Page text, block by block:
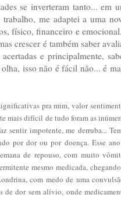
se inverteram tanto... em
trabalho, me adaptei a uma
físico, financeiro e
crescer é também saber
e principalmente,
isso não é fácil não... é
pra mim, valor
mais difícil de tudo foram as
sentir impotente, me derruba...
por dor ou por doença. Esse
de repouso, com muito
mesmo medicada,
com medo de uma
de dor sem alívio, onde